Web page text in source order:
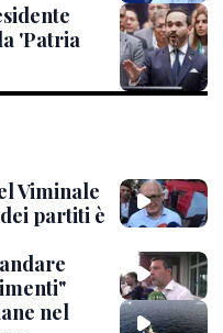
'Patria
Viminale
partiti è
nel